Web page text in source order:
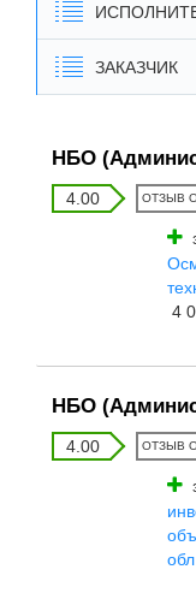
ЗАКАЗЧИК
НБО
4.00 ОТЗЫВ
4
НБО
4.00 ОТЗЫВ
обл